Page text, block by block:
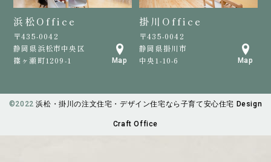
浜松Office
〒435-0042
静岡県浜松市中央区
篠ヶ瀬町1209-1
Map
掛川Office
〒435-0042
静岡県掛川市
中央1-10-6
Map
©️2022 浜松・掛川の注文住宅・デザイン住宅なら子育て安心住宅 Design
Craft Office